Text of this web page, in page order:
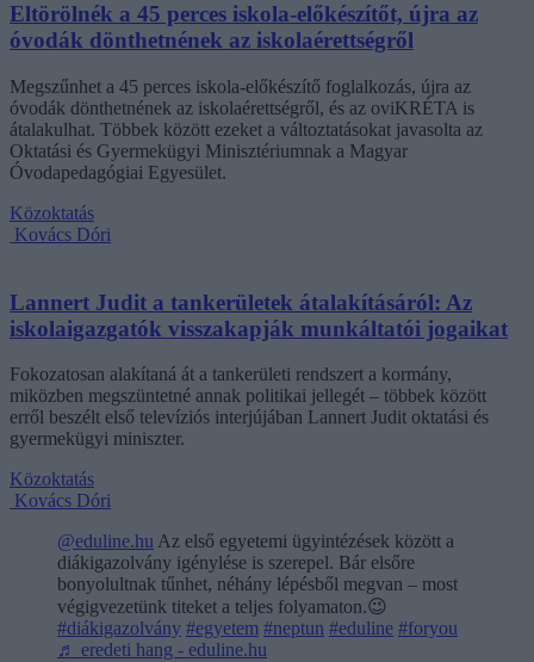
Eltörölnék a 45 perces iskola-előkészítőt, újra az
óvodák dönthetnének az iskolaérettségről
Megszűnhet a 45 perces iskola-előkészítő foglalkozás, újra az
óvodák dönthetnének az iskolaérettségről, és az oviKRÉTA is
átalakulhat. Többek között ezeket a változtatásokat javasolta az
Oktatási és Gyermekügyi Minisztériumnak a Magyar
Óvodapedagógiai Egyesület.
Közoktatás
Kovács Dóri
Lannert Judit a tankerületek átalakításáról: Az
iskolaigazgatók visszakapják munkáltatói jogaikat
Fokozatosan alakítaná át a tankerületi rendszert a kormány,
miközben megszüntetné annak politikai jellegét – többek között
erről beszélt első televíziós interjújában Lannert Judit oktatási és
gyermekügyi miniszter.
Közoktatás
Kovács Dóri
@eduline.hu Az első egyetemi ügyintézések között a
diákigazolvány igénylése is szerepel. Bár elsőre
bonyolultnak tűnhet, néhány lépésből megvan – most
végigvezetünk titeket a teljes folyamaton.😉
#diákigazolvány #egyetem #neptun #eduline #foryou
♬ eredeti hang - eduline.hu